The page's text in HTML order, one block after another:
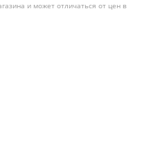
и может отличаться от цен в